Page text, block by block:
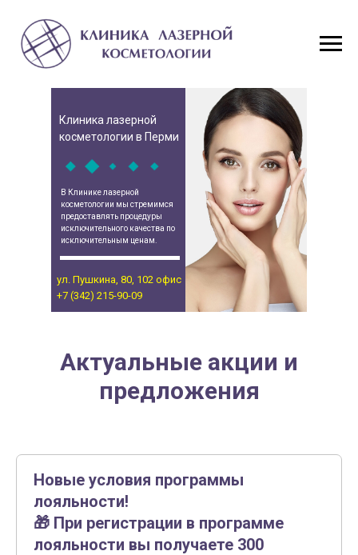
В Клинике лазерной
косметологии мы стремимся
предоставлять процедуры
исключительного качества по
исключительным ценам.
Клиника лазерной
косметологии в Перми
ул. Пушкина, 80, 102 офис
+7 (342) 215-90-09
Актуальные акции и
предложения
Новые условия программы
лояльности!
🎁 При регистрации в программе
лояльности вы получаете 300